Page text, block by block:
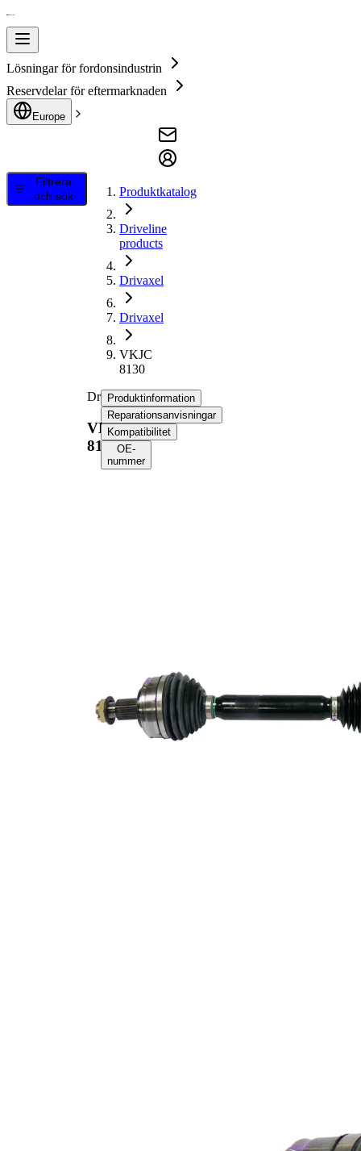
Lösningar för fordonsindustrin
Reservdelar för eftermarknaden
Europe
Filtrera
och sök
Produktkatalog
Driveline
products
Drivaxel
Drivaxel
VKJC
8130
Drivaxel
VKJC
8130
Produktinformation
Reparationsanvisningar
Kompatibilitet
OE-
nummer
Kompletteringsartikel/tilläggsinfo
2
lager
Ny del
Leddiameter hjulsida